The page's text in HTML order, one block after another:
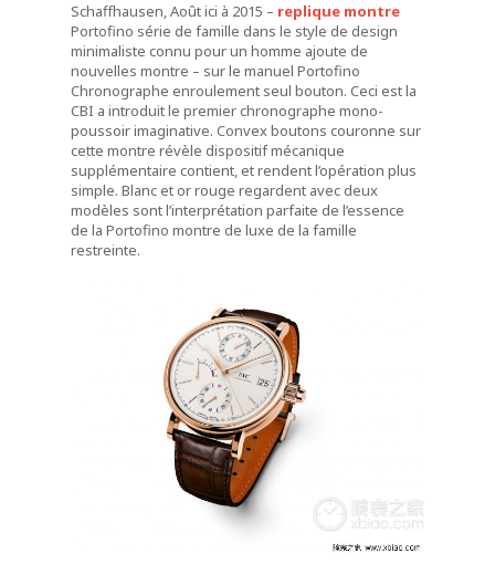
Schaffhausen, Août ici à 2015 – replique montre
Portofino série de famille dans le style de design
minimaliste connu pour un homme ajoute de
nouvelles montre – sur le manuel Portofino
Chronographe enroulement seul bouton. Ceci est la
CBI a introduit le premier chronographe mono-
poussoir imaginative. Convex boutons couronne sur
cette montre révèle dispositif mécanique
supplémentaire contient, et rendent l’opération plus
simple. Blanc et or rouge regardent avec deux
modèles sont l’interprétation parfaite de l’essence
de la Portofino montre de luxe de la famille
restreinte.